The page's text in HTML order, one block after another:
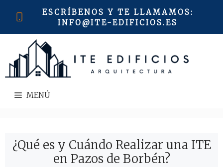
ESCRÍBENOS Y TE LLAMAMOS:
INFO@ITE-EDIFICIOS.ES
MENÚ
¿Qué es y Cuándo Realizar una ITE
en Pazos de Borbén?